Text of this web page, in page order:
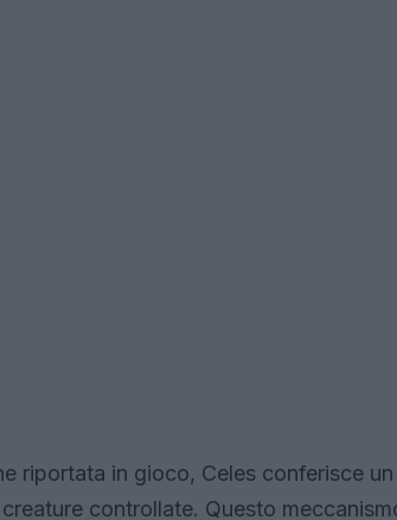
riportata in gioco, Celes conferisce
controllate. Questo